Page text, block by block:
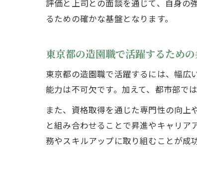
評価と上司との面談を通じて、自身の
るための確かな基盤となります。
東京都の造園職で活躍するため
東京都の造園職で活躍するには、幅広
能力は不可欠です。加えて、都市部で
また、資格取得を通じた専門性の向
と組み合わせることで昇進やキャリ
務やスキルアップに取り組むことが成